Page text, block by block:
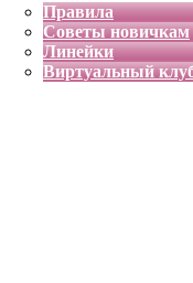
Правила
Советы новичкам
Линейки
Виртуальный